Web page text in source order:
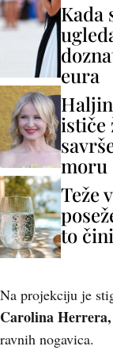
Kada
eura
ističe
moru
Teže
to
Na projekciju je
Carolina Herrera,
ravnih nogavica.